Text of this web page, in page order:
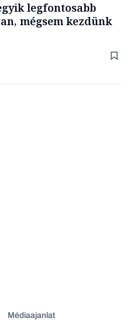
legfontosabb
mégsem kezdünk
Médiaajanlat